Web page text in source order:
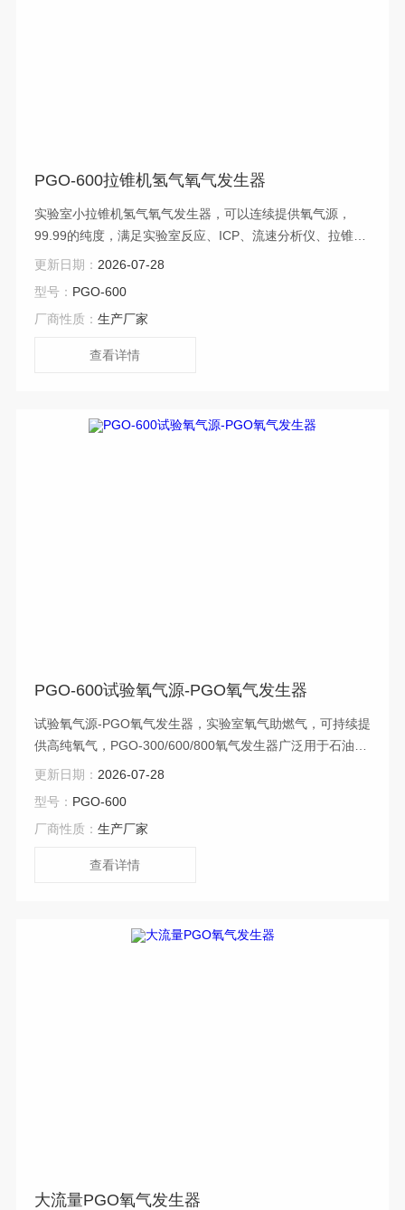
PGO-600拉锥机氢气氧气发生器
实验室小拉锥机氢气氧气发生器，可以连续提供氧气源，
99.99的纯度，满足实验室反应、ICP、流速分析仪、拉锥机
的氧气供应。200-1000ml/min可供选择
更新日期： 2026-07-28
型号： PGO-600
厂商性质： 生产厂家
查看详情
PGO-600试验氧气源-PGO氧气发生器
试验氧气源-PGO氧气发生器，实验室氧气助燃气，可持续提
供高纯氧气，PGO-300/600/800氧气发生器广泛用于石油、
化工、煤炭、电力、高校等实验室分析检测部门。
更新日期： 2026-07-28
型号： PGO-600
厂商性质： 生产厂家
查看详情
大流量PGO氧气发生器